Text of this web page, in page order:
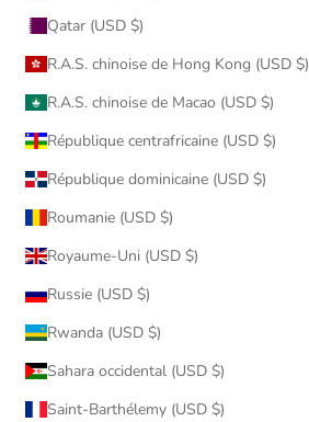
Qatar (USD $)
R.A.S. chinoise de Hong Kong (USD $)
R.A.S. chinoise de Macao (USD $)
République centrafricaine (USD $)
République dominicaine (USD $)
Roumanie (USD $)
Royaume-Uni (USD $)
Russie (USD $)
Rwanda (USD $)
Sahara occidental (USD $)
Saint-Barthélemy (USD $)